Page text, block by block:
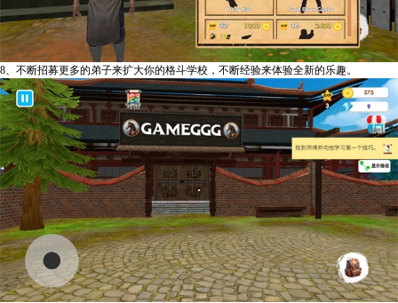
8、不断招募更多的弟子来扩大你的格斗学校，不断经验来体验全新的乐趣。